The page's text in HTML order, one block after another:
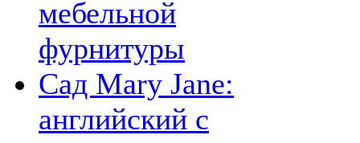
мебельной
фурнитуры
Сад Mary Jane:
английский с